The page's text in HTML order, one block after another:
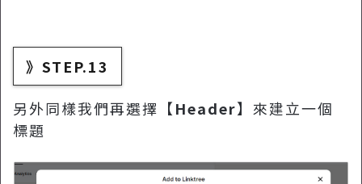
》STEP.13
另外同樣我們再選擇【Header】來建立一個
標題